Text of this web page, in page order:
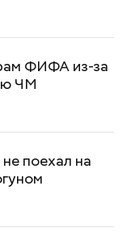
ФИФА из-за
ЧМ
поехал на